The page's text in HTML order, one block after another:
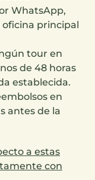
WhatsApp,
principal
tour en
de 48 horas
establecida.
en
antes de la
a estas
con